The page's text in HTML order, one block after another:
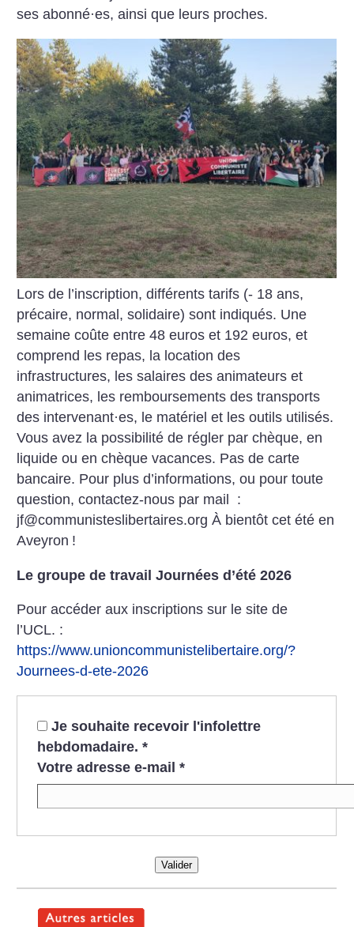
ses abonné·es, ainsi que leurs proches.
Lors de l’inscription, différents tarifs (- 18 ans,
précaire, normal, solidaire) sont indiqués. Une
semaine coûte entre 48 euros et 192 euros, et
comprend les repas, la location des
infrastructures, les salaires des animateurs et
animatrices, les remboursements des transports
des intervenant·es, le matériel et les outils utilisés.
Vous avez la possibilité de régler par chèque, en
liquide ou en chèque vacances. Pas de carte
bancaire. Pour plus d’informations, ou pour toute
question, contactez-nous par mail :
jf@communisteslibertaires.org À bientôt cet été en
Aveyron !
Le groupe de travail Journées d’été 2026
Pour accéder aux inscriptions sur le site de
l’UCL. :
https://www.unioncommunistelibertaire.org/?
Journees-d-ete-2026
Je souhaite recevoir l'infolettre
hebdomadaire. *
Votre adresse e-mail *
Valider